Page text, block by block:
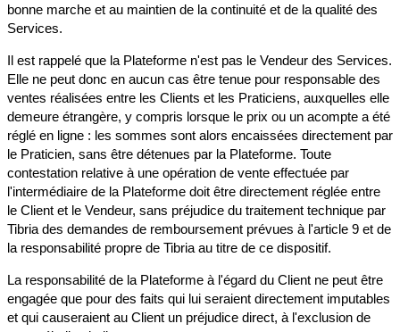
bonne marche et au maintien de la continuité et de la qualité des
Services.
Il est rappelé que la Plateforme n'est pas le Vendeur des Services.
Elle ne peut donc en aucun cas être tenue pour responsable des
ventes réalisées entre les Clients et les Praticiens, auxquelles elle
demeure étrangère, y compris lorsque le prix ou un acompte a été
réglé en ligne : les sommes sont alors encaissées directement par
le Praticien, sans être détenues par la Plateforme. Toute
contestation relative à une opération de vente effectuée par
l'intermédiaire de la Plateforme doit être directement réglée entre
le Client et le Vendeur, sans préjudice du traitement technique par
Tibria des demandes de remboursement prévues à l'article 9 et de
la responsabilité propre de Tibria au titre de ce dispositif.
La responsabilité de la Plateforme à l'égard du Client ne peut être
engagée que pour des faits qui lui seraient directement imputables
et qui causeraient au Client un préjudice direct, à l'exclusion de